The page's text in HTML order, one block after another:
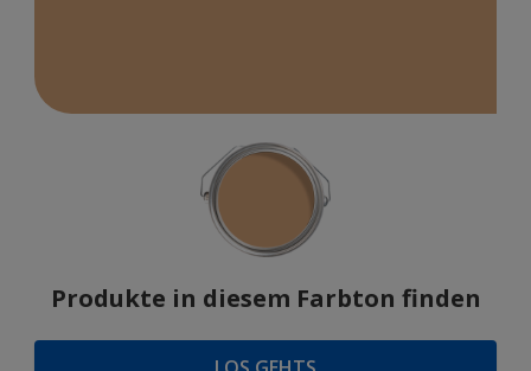
Produkte in diesem Farbton finden